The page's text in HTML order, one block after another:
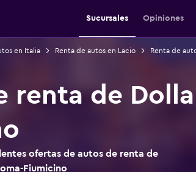
Sucursales Opiniones
en Italia Renta de autos en Lacio Renta de
renta de
ofertas de autos de renta de
Fiumicino